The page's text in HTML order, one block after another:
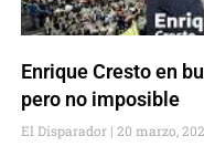
Enrique Cresto en
pero no imposible
El Disparador 20 marzo,